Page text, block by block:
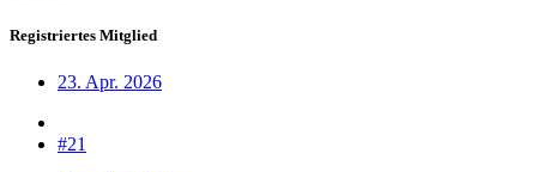
Registriertes Mitglied
23. Apr. 2026
#21